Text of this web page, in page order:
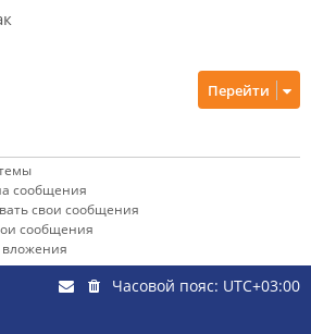
Перейти
сообщения
свои сообщения
сообщения
вложения
Часовой пояс: UTC+03:00